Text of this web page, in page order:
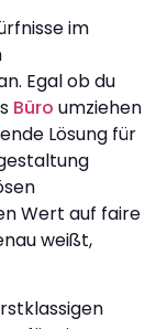
im
Egal ob du
Büro umziehen
Lösung für
Wert auf faire
weißt,